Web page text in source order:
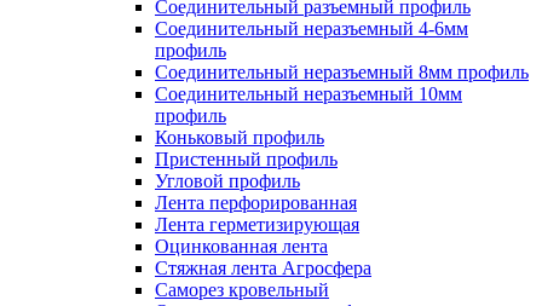
Соединительный разъемный профиль
Соединительный неразъемный 4-6мм
профиль
Соединительный неразъемный 8мм профиль
Соединительный неразъемный 10мм
профиль
Коньковый профиль
Пристенный профиль
Угловой профиль
Лента перфорированная
Лента герметизирующая
Оцинкованная лента
Стяжная лента Агросфера
Саморез кровельный